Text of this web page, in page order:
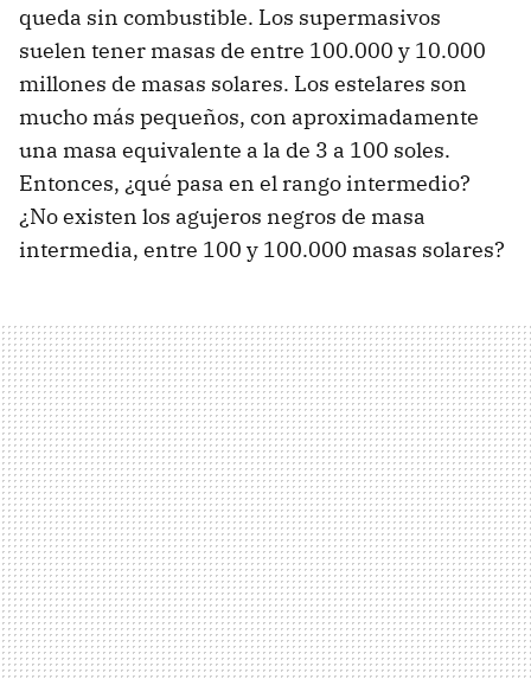
queda sin combustible. Los supermasivos
suelen tener masas de entre 100.000 y 10.000
millones de masas solares. Los estelares son
mucho más pequeños, con aproximadamente
una masa equivalente a la de 3 a 100 soles.
Entonces, ¿qué pasa en el rango intermedio?
¿No existen los agujeros negros de masa
intermedia, entre 100 y 100.000 masas solares?